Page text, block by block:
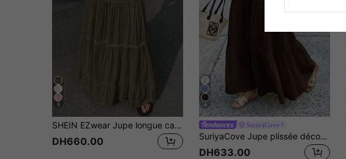
9
SHEIN EZwear Jupe longue casual à taille nouée et volant pour femmes, couleur unie
DH660.00
4
SuriyaCove
SuriyaCove Jupe plissée décontractée polyvalente pour femme, couleur unie, avec cordon de serrage à la taille, pour sorties quotidiennes
DH633.00